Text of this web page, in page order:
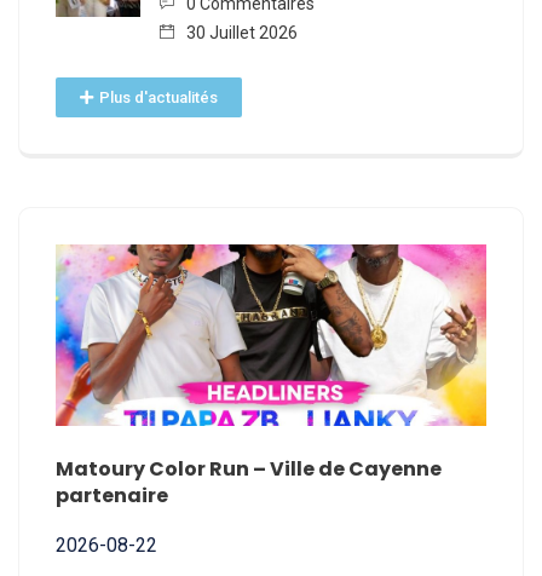
30 Juillet 2026
Plus d'actualités
Matoury Color Run – Ville de Cayenne
partenaire
2026-08-22